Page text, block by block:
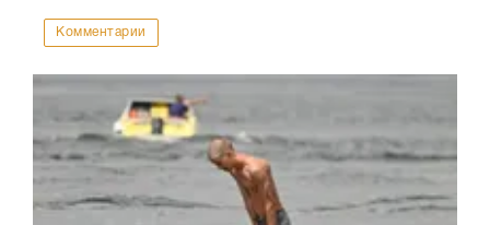
Комментарии